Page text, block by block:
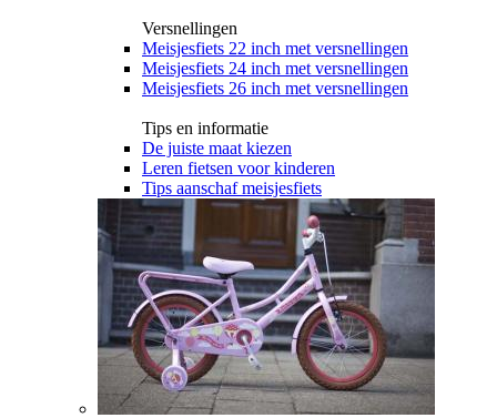
Versnellingen
Meisjesfiets 22 inch met versnellingen
Meisjesfiets 24 inch met versnellingen
Meisjesfiets 26 inch met versnellingen
Tips en informatie
De juiste maat kiezen
Leren fietsen voor kinderen
Tips aanschaf meisjesfiets